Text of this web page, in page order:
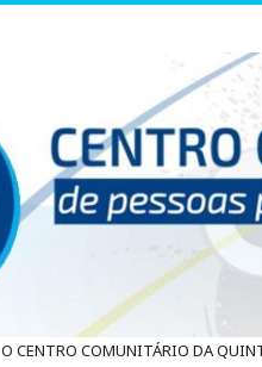
O CENTRO COMUNITÁRIO DA